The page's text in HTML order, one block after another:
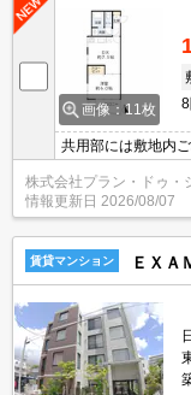
画像：11枚
共用部には敷地内
とても充実してい
で、トラブルを回
き・追い焚きなど
ズボックス・クロ
やすく便利です。
株式会社プラン・ドゥ・
情報更新日 2026/08/07
賃貸マンション ＥＸＡ